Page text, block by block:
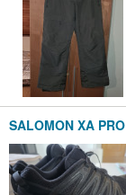
SALOMON XA